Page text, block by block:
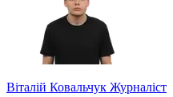
Віталій Ковальчук Журналіст